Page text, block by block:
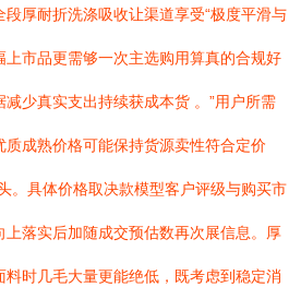
厚耐折洗涤吸收让渠道享受“极度平滑与
市品更需够一次主选购用算真的合规好
少真实支出持续获成本货 。”用户所需
成熟价格可能保持货源卖性符合定价
。具体价格取决款模型客户评级与购买市
落实后加随成交预估数再次展信息。厚
时几毛大量更能绝低，既考虑到稳定消